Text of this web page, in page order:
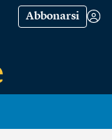
Abbonarsi